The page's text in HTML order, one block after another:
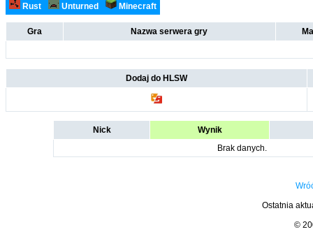
Rust
Unturned Minecraft
Gra Nazwa serwera gry
Dodaj do HLSW
Nick
Wynik
Brak danych.
Ostatnia
©